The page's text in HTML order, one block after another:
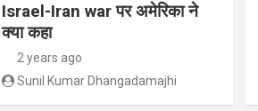
Israel-Iran war पर अमेरिका ने
क्या कहा
2 years ago
Sunil Kumar Dhangadamajhi